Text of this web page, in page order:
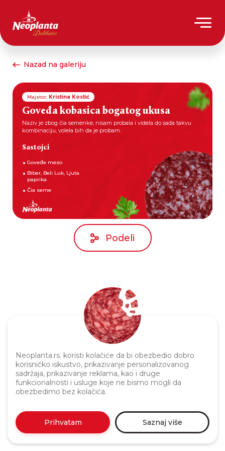
Neoplanta.rs. koristi kolačiće da bi obezbedio dobro
korisničko iskustvo, prikazivanje personalizovanog
sadržaja, prikazivanje reklama, kao i druge
funkcionalnosti i usluge koje ne bismo mogli da
obezbedimo bez kolačića.
Prihvatam Saznaj više
Nazad na galeriju
Majstor: Kristina Kostić
Goveđa kobasica bogatog ukusa
Naziv je zbog čia semenke, nisam probala i videla do sada takvu
kombinaciju, volela bih da je probam.
Sastojci
Goveđe meso
Biber, Beli Luk, Ljuta
paprika
Čia seme
Podeli
Politika privatnosti